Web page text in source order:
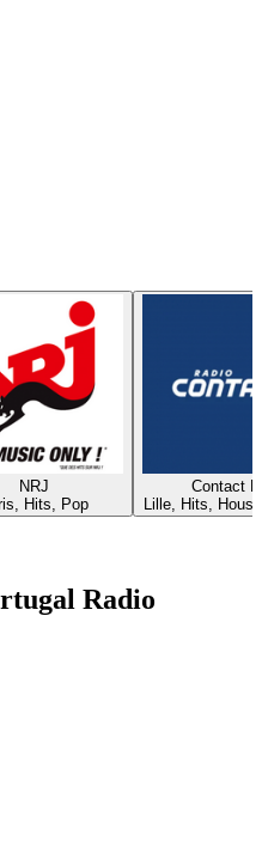
NRJ
Hits, Pop
Contact
Lille, Hits,
Radio